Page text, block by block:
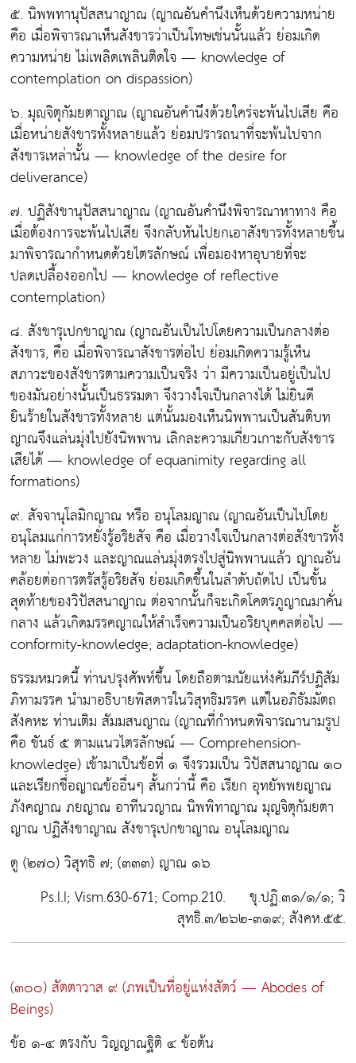
๕. นิพพทานุปัสสนาญาณ (ญาณอันคำนึงเห็นด้วยความหน่าย
คือ เมื่อพิจารณาเห็นสังขารว่าเป็นโทษเช่นนั้นแล้ว ย่อมเกิด
ความหน่าย ไม่เพลิดเพลินติดใจ — knowledge of
contemplation on dispassion)
๖. มุญฺจิตุกัมยตาญาณ (ญาณอันคำนึงด้วยใคร่จะพ้นไปเสีย คือ
เมื่อหน่ายสังขารทั้งหลายแล้ว ย่อมปรารถนาที่จะพ้นไปจาก
สังขารเหล่านั้น — knowledge of the desire for
deliverance)
๗. ปฏิสังขานุปัสสนาญาณ (ญาณอันคำนึงพิจารณาหาทาง คือ
เมื่อต้องการจะพ้นไปเสีย จึงกลับหันไปยกเอาสังขารทั้งหลายขึ้น
มาพิจารณากำหนดด้วยไตรลักษณ์ เพื่อมองหาอุบายที่จะ
ปลดเปลื้องออกไป — knowledge of reflective
contemplation)
๘. สังขารุเปกขาญาณ (ญาณอันเป็นไปโดยความเป็นกลางต่อ
สังขาร, คือ เมื่อพิจารณาสังขารต่อไป ย่อมเกิดความรู้เห็น
สภาวะของสังขารตามความเป็นจริง ว่า มีความเป็นอยู่เป็นไป
ของมันอย่างนั้นเป็นธรรมดา จึงวางใจเป็นกลางได้ ไม่ยินดี
ยินร้ายในสังขารทั้งหลาย แต่นั้นมองเห็นนิพพานเป็นสันติบท
ญาณจึงแล่นมุ่งไปยังนิพพาน เลิกละความเกี่ยวเกาะกับสังขาร
เสียได้ — knowledge of equanimity regarding all
formations)
๙. สัจจานุโลมิกญาณ หรือ อนุโลมญาณ (ญาณอันเป็นไปโดย
อนุโลมแก่การหยั่งรู้อริยสัจ คือ เมื่อวางใจเป็นกลางต่อสังขารทั้ง
หลาย ไม่พะวง และญาณแล่นมุ่งตรงไปสู่นิพพานแล้ว ญาณอัน
คล้อยต่อการตรัสรู้อริยสัจ ย่อมเกิดขึ้นในลำดับถัดไป เป็นขั้น
สุดท้ายของวิปัสสนาญาณ ต่อจากนั้นก็จะเกิดโคตรภูญาณมาคั่น
กลาง แล้วเกิดมรรคญาณให้สำเร็จความเป็นอริยบุคคลต่อไป —
conformity-knowledge; adaptation-knowledge)
ธรรมหมวดนี้ ท่านปรุงศัพท์ขึ้น โดยถือตามนัยแห่งคัมภีร์ปฏิสัม
ภิทามรรค นำมาอธิบายพิสดารในวิสุทธิมรรค แต่ในอภิธัมมัตถ
สังคหะ ท่านเติม สัมมสนญาณ (ญาณที่กำหนดพิจารณานามรูป
คือ ขันธ์ ๕ ตามแนวไตรลักษณ์ — Comprehension-
knowledge) เข้ามาเป็นข้อที่ ๑ จึงรวมเป็น วิปัสสนาญาณ ๑๐
และเรียกชื่อญาณข้ออื่นๆ สั้นกว่านี้ คือ เรียก อุทยัพพยญาณ
ภังคญาณ ภยญาณ อาทีนวญาณ นิพพิทาญาณ มุญจิตุกัมยตา
ญาณ ปฏิสังขาญาณ สังขารุเปกขาญาณ อนุโลมญาณ
ดู (๒๗๐) วิสุทธิ ๗; (๓๓๓) ญาณ ๑๖
Ps.I.I; Vism.630-671; Comp.210. ขุ.ปฏิ.๓๑/๑/๑; วิ
สุทธิ.๓/๒๖๒-๓๑๙; สังคห.๕๕.
(๓๐๐) สัตตาวาส ๙ (ภพเป็นที่อยู่แห่งสัตว์ — Abodes of
Beings)
ข้อ ๑-๔ ตรงกับ วิญญาณฐิติ ๔ ข้อต้น